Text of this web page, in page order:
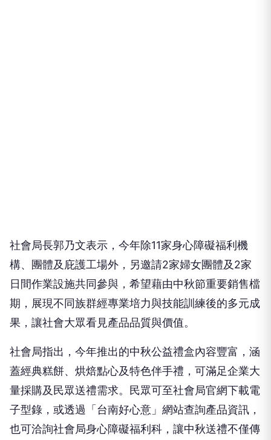
社會局長郭乃文表示，今年除11家身心障礙福利機
構、團體及庇護工場外，另邀請2家婦女團體及2家
日間作業設施共同參與，希望藉由中秋節重要銷售檔
期，展現不同族群經專業培力與技能訓練後的多元成
果，讓社會大眾看見產品品質與價值。
社會局指出，今年推出的中秋公益禮盒內容豐富，涵
蓋經典糕餅、烘焙點心及特色伴手禮，可滿足企業大
量採購及民眾送禮需求。民眾可至社會局官網下載電
子型錄，或透過「台南好心意」網站查詢產品資訊，
也可洽詢社會局身心障礙福利科，讓中秋送禮不僅傳